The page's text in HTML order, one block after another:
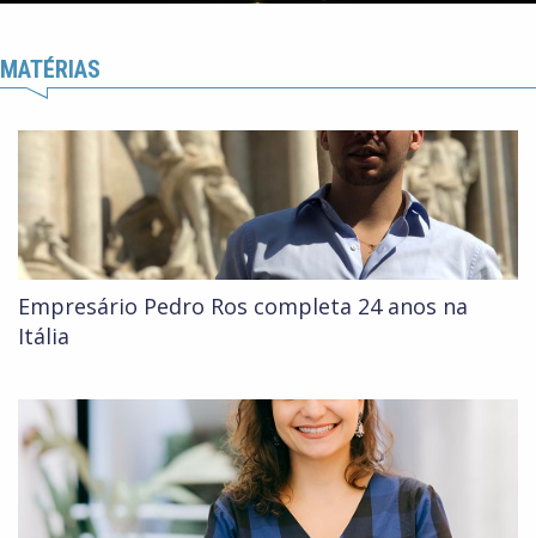
MATÉRIAS
Empresário Pedro Ros completa 24 anos na
Itália